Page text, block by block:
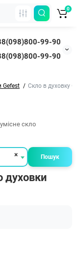
99-90
99-90
0
Gefest Скло в духовку
скло
× Пошук
духовки